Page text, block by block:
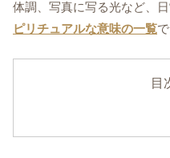
体調、写真に写る光など、
ピリチュアルな意味の一覧
目